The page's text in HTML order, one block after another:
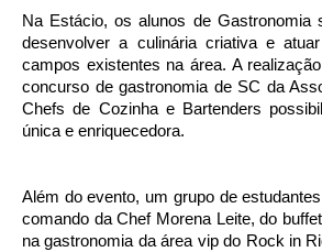
Na Estácio, os alunos de Gastronomia
desenvolver a culinária criativa e
campos existentes na área. A
concurso de gastronomia de SC da
Chefs de Cozinha e Bartenders
única e enriquecedora.
Além do evento, um grupo de
comando da Chef Morena Leite, do
na gastronomia da área vip do Rock in